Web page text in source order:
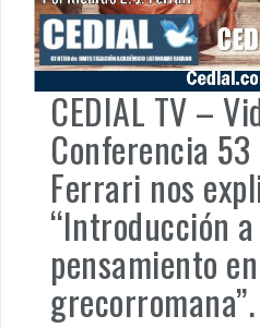
CEDIAL TV –
Conferencia 53
Ferrari nos
“Introducción
pensamiento
grecorromana”.